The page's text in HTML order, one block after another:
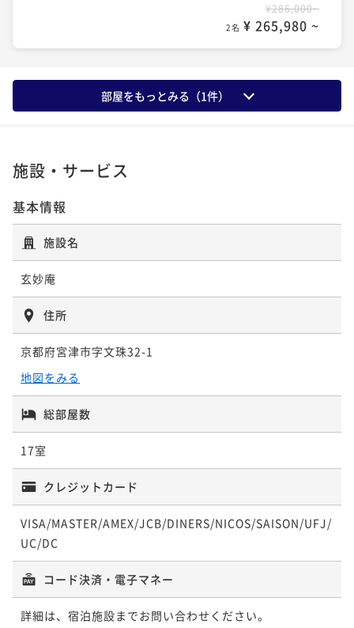
¥286,000~
2名 ¥ 265,980 ~
部屋をもっとみる（1件）
施設・サービス
基本情報
施設名
玄妙庵
住所
京都府宮津市字文珠32-1
地図をみる
総部屋数
17室
クレジットカード
VISA/MASTER/AMEX/JCB/DINERS/NICOS/SAISON/UFJ/
UC/DC
コード決済・電子マネー
詳細は、宿泊施設までお問い合わせください。